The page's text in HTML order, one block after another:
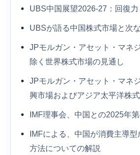
UBS中国展望2026-27：回復
UBSが語る中国株式市場と次
JPモルガン・アセット・マネ
除く世界株式市場の見通し
JPモルガン・アセット・マネ
興市場およびアジア太平洋株
IMF理事会、中国との2025年
IMFによる、中国が消費主導
方法についての解説